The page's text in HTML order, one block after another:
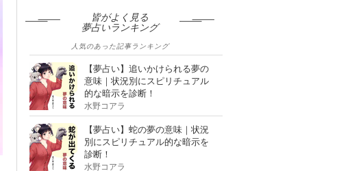
皆がよく見る
夢占いランキング
人気のあった記事ランキング
【夢占い】追いかけられる夢の
意味｜状況別にスピリチュアル
的な暗示を診断！
水野コアラ
【夢占い】蛇の夢の意味｜状況
別にスピリチュアル的な暗示を
診断！
水野コアラ